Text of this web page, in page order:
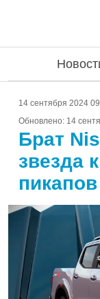
14 сентября 2024
Обновлено: 14
Брат
звезда
пикапов